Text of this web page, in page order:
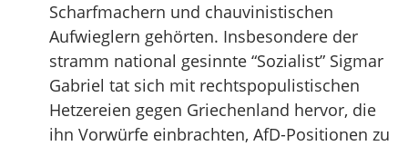
Scharfmachern und chauvinistischen
Aufwieglern gehörten. Insbesondere der
stramm national gesinnte “Sozialist” Sigmar
Gabriel tat sich mit rechtspopulistischen
Hetzereien gegen Griechenland hervor, die
ihn Vorwürfe einbrachten, AfD-Positionen zu